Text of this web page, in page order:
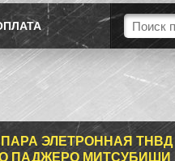
ЭЛЕТРОННАЯ ТНВД
ПАДЖЕРО МИТСУБИШИ